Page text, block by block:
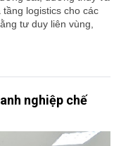
logistics cho các
tư duy liên vùng,
nghiệp chế